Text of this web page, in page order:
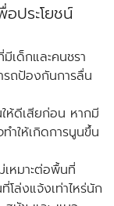
อประโยชน์
มีเด็กและคนชรา
รถป้องกันการลื่น
ห้ดีเสียก่อน หากมี
ำให้เกิดการนูนขึ้น
เหมาะต่อพื้นที่
ล่งแจ้งเท่าไหร่นัก